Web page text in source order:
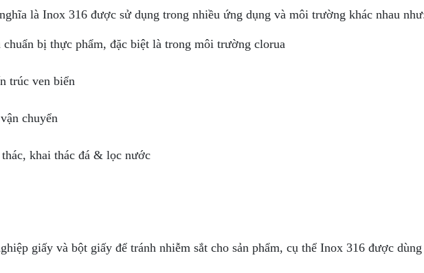
là Inox 316 được sử dụng trong nhiều ứng dụng và môi trường khác nhau
bị thực phẩm, đặc biệt là trong môi trường clorua
​​trúc ven biển
chuyển
khai thác đá & lọc nước
giấy và bột giấy để tránh nhiễm sắt cho sản phẩm, cụ thể Inox 316 được